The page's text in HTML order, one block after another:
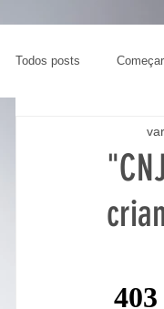
Todos posts Começar